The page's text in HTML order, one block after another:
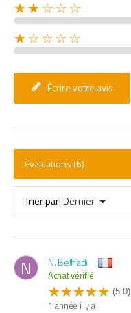
★★☆☆☆
★☆☆☆☆
Écrire votre avis
Évaluations (6)
Trier par:Dernier
N N. Belhadi
Achat vérifié
(5.0)
1 année il y a